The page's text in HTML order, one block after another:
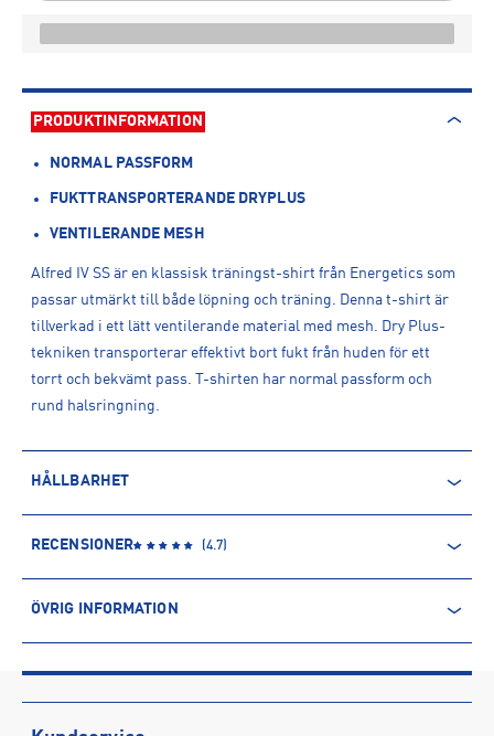
PRODUKTINFORMATION
NORMAL PASSFORM
FUKTTRANSPORTERANDE DRYPLUS
VENTILERANDE MESH
Alfred IV SS är en klassisk träningst-shirt från Energetics som
passar utmärkt till både löpning och träning. Denna t-shirt är
tillverkad i ett lätt ventilerande material med mesh. Dry Plus-
tekniken transporterar effektivt bort fukt från huden för ett
torrt och bekvämt pass. T-shirten har normal passform och
rund halsringning.
HÅLLBARHET
återvunnen polyester kommer däremot främst från PET-flaskor.
Processen innebär minskade utsläpp av koldioxid och mindre
användning av vatten och kemikalier.
RECENSIONER (4.7)
ÖVRIG INFORMATION
Produktnummer: 1597233
Leverantörens produktnummer: 432588
Artikelnummer: 159723302-MELANGE/NAVY DARK/NAVY